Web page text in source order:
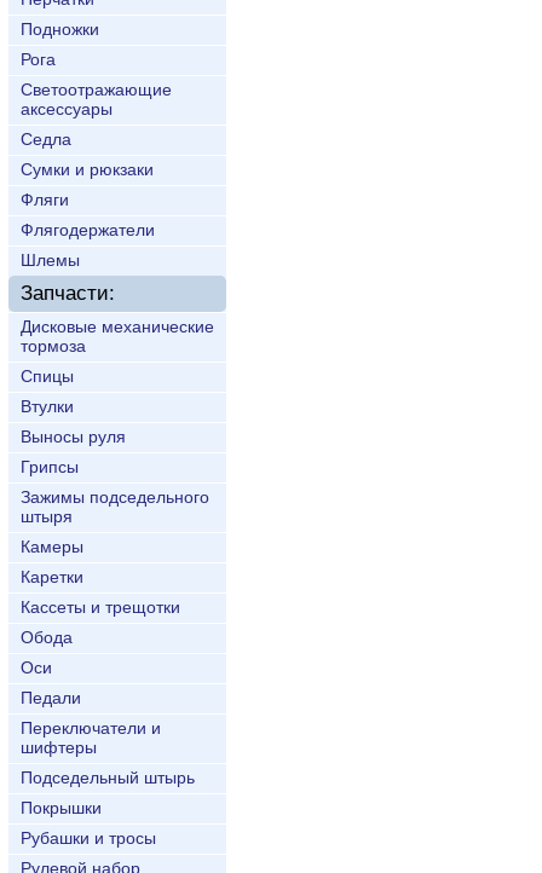
Подножки
Рога
Светоотражающие
аксессуары
Седла
Сумки и рюкзаки
Фляги
Флягодержатели
Шлемы
Запчасти:
Дисковые механические
тормоза
Спицы
Втулки
Выносы руля
Грипсы
Зажимы подседельного
штыря
Камеры
Каретки
Кассеты и трещотки
Обода
Оси
Педали
Переключатели и
шифтеры
Подседельный штырь
Покрышки
Рубашки и тросы
Рулевой набор